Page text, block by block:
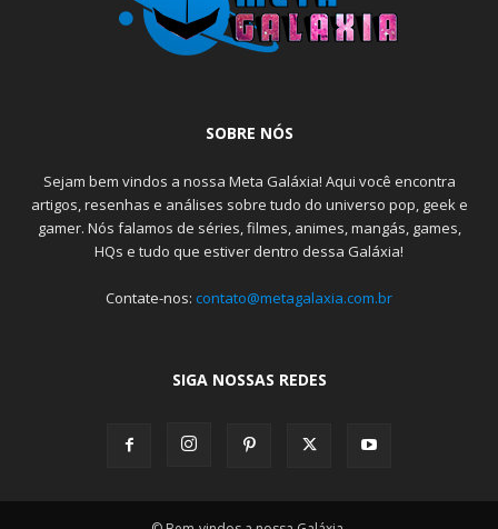
SOBRE NÓS
Sejam bem vindos a nossa Meta Galáxia! Aqui você encontra
artigos, resenhas e análises sobre tudo do universo pop, geek e
gamer. Nós falamos de séries, filmes, animes, mangás, games,
HQs e tudo que estiver dentro dessa Galáxia!
Contate-nos: contato@metagalaxia.com.br
SIGA NOSSAS REDES